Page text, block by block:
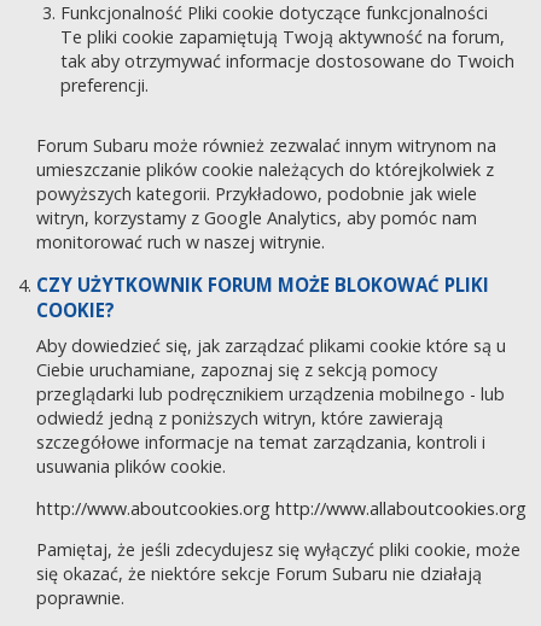
Funkcjonalność Pliki cookie dotyczące funkcjonalności
Te pliki cookie zapamiętują Twoją aktywność na forum,
tak aby otrzymywać informacje dostosowane do Twoich
preferencji.
Forum Subaru może również zezwalać innym witrynom na
umieszczanie plików cookie należących do którejkolwiek z
powyższych kategorii. Przykładowo, podobnie jak wiele
witryn, korzystamy z Google Analytics, aby pomóc nam
monitorować ruch w naszej witrynie.
CZY UŻYTKOWNIK FORUM MOŻE BLOKOWAĆ PLIKI
COOKIE?
Aby dowiedzieć się, jak zarządzać plikami cookie które są u
Ciebie uruchamiane, zapoznaj się z sekcją pomocy
przeglądarki lub podręcznikiem urządzenia mobilnego - lub
odwiedź jedną z poniższych witryn, które zawierają
szczegółowe informacje na temat zarządzania, kontroli i
usuwania plików cookie.
http://www.aboutcookies.org http://www.allaboutcookies.org
Pamiętaj, że jeśli zdecydujesz się wyłączyć pliki cookie, może
się okazać, że niektóre sekcje Forum Subaru nie działają
poprawnie.